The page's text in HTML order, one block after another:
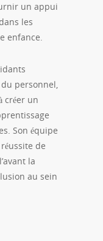
un appui
les
enfance.
personnel,
créer un
Son équipe
de
la
au sein